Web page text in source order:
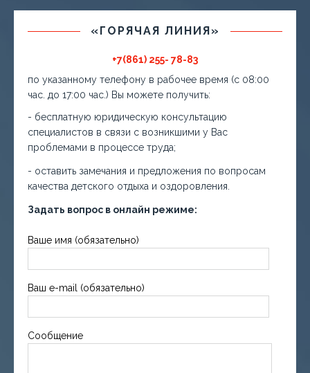
«ГОРЯЧАЯ ЛИНИЯ»
+7(861) 255- 78-83
по указанному телефону в рабочее время (с 08:00
час. до 17:00 час.) Вы можете получить:
- бесплатную юридическую консультацию
специалистов в связи с возникшими у Вас
проблемами в процессе труда;
- оставить замечания и предложения по вопросам
качества детского отдыха и оздоровления.
Задать вопрос в онлайн режиме:
Ваше имя (обязательно)
Ваш e-mail (обязательно)
Сообщение